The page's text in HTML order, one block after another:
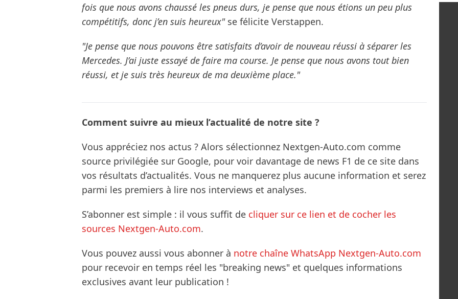
fois que nous avons chaussé les pneus durs, je pense que nous étions un peu plus
compétitifs, donc j’en suis heureux"se félicite Verstappen.
"Je pense que nous pouvons être satisfaits d’avoir de nouveau réussi à séparer les
Mercedes. J’ai juste essayé de faire ma course. Je pense que nous avons tout bien
réussi, et je suis très heureux de ma deuxième place."
Comment suivre au mieux l’actualité de notre site ?
Vous appréciez nos actus ? Alors sélectionnez Nextgen-Auto.com comme
source privilégiée sur Google, pour voir davantage de news F1 de ce site dans
vos résultats d’actualités. Vous ne manquerez plus aucune information et serez
parmi les premiers à lire nos interviews et analyses.
S’abonner est simple : il vous suffit de cliquer sur ce lien et de cocher les
sources Nextgen-Auto.com.
Vous pouvez aussi vous abonner à notre chaîne WhatsApp Nextgen-Auto.com
pour recevoir en temps réel les "breaking news" et quelques informations
exclusives avant leur publication !